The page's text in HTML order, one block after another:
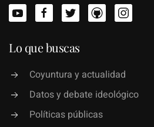
Lo que buscas
Coyuntura y actualidad
Datos y debate ideológico
Políticas públicas